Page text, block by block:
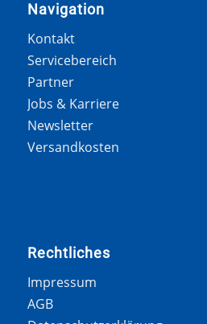
Navigation
Kontakt
Servicebereich
Partner
Jobs & Karriere
Newsletter
Versandkosten
Rechtliches
Impressum
AGB